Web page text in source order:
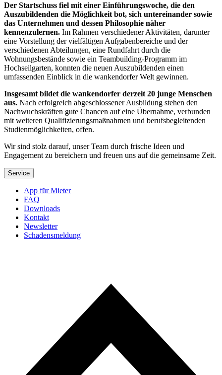
Der Startschuss fiel mit einer Einführungswoche, die den
Auszubildenden die Möglichkeit bot, sich untereinander sowie
das Unternehmen und dessen Philosophie näher
kennenzulernen. Im Rahmen verschiedener Aktivitäten, darunter
eine Vorstellung der vielfältigen Aufgabenbereiche und der
verschiedenen Abteilungen, eine Rundfahrt durch die
Wohnungsbestände sowie ein Teambuilding-Programm im
Hochseilgarten, konnten die neuen Auszubildenden einen
umfassenden Einblick in die wankendorfer Welt gewinnen.
Insgesamt bildet die wankendorfer derzeit 20 junge Menschen
aus. Nach erfolgreich abgeschlossener Ausbildung stehen den
Nachwuchskräften gute Chancen auf eine Übernahme, verbunden
mit weiteren Qualifizierungsmaßnahmen und berufsbegleitenden
Studienmöglichkeiten, offen.
Wir sind stolz darauf, unser Team durch frische Ideen und
Engagement zu bereichern und freuen uns auf die gemeinsame Zeit.
Service
App für Mieter
FAQ
Downloads
Kontakt
Newsletter
Schadensmeldung